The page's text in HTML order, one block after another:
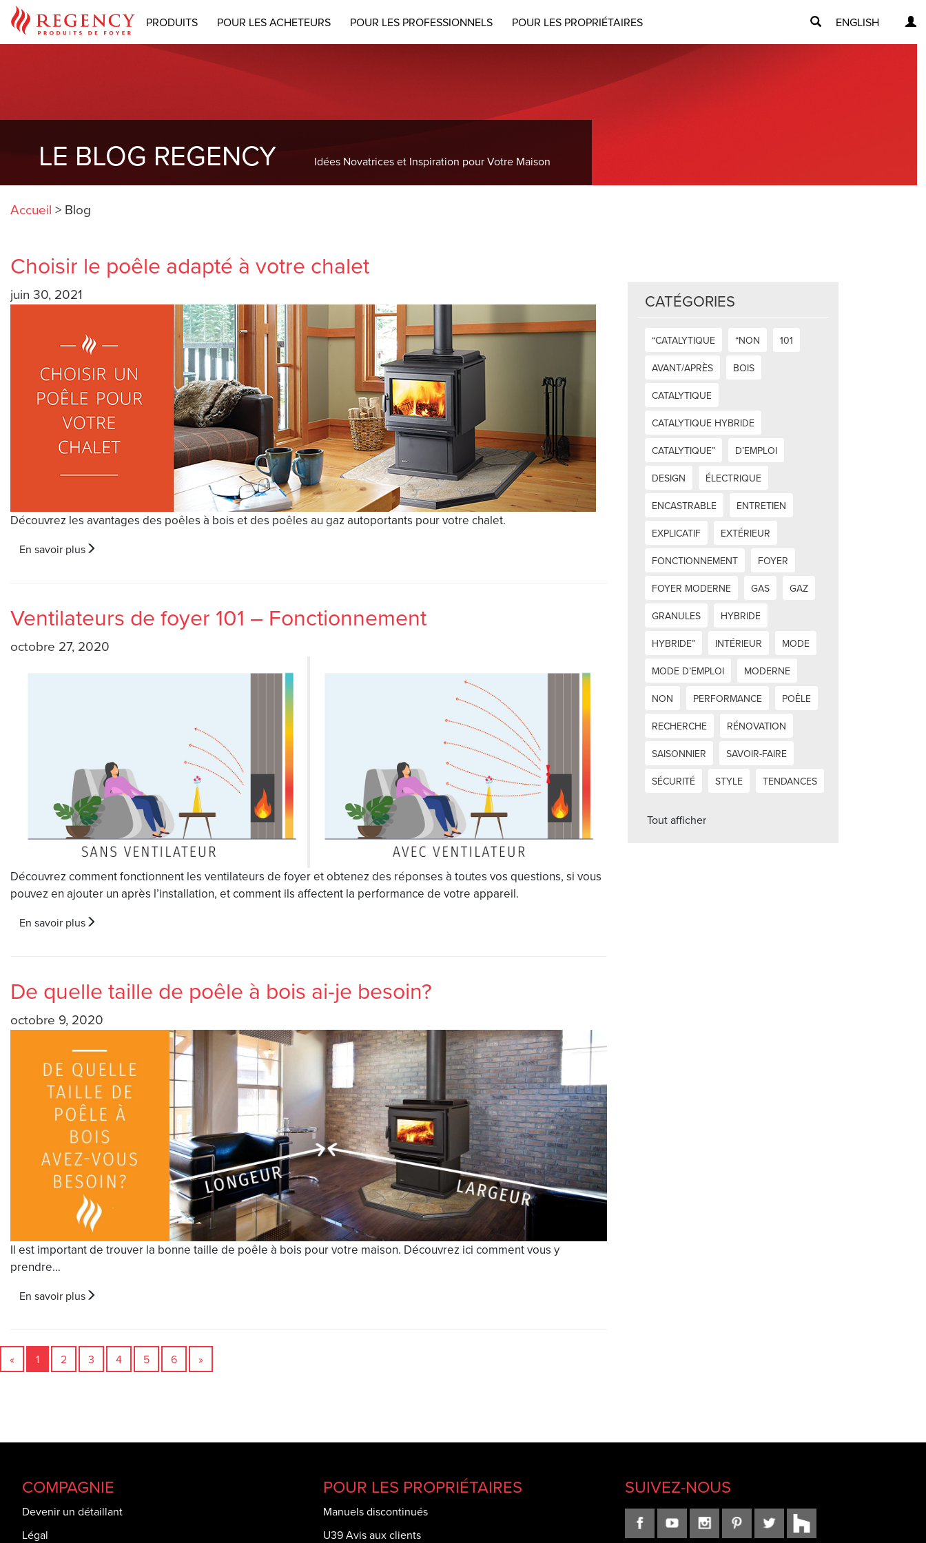
PRODUITS POUR LES ACHETEURS POUR LES PROFESSIONNELS POUR LES PROPRIÉTAIRES ENGLISH
LE BLOG REGENCY Idées Novatrices et Inspiration pour Votre Maison
Accueil > Blog
Choisir le poêle adapté à votre chalet
juin 30, 2021
Découvrez les avantages des poêles à bois et des poêles au gaz autoportants pour votre chalet.
En savoir plus
Ventilateurs de foyer 101 – Fonctionnement
octobre 27, 2020
Découvrez comment fonctionnent les ventilateurs de foyer et obtenez des réponses à toutes vos questions, si vous
pouvez en ajouter un après l’installation, et comment ils affectent la performance de votre appareil.
En savoir plus
De quelle taille de poêle à bois ai-je besoin?
octobre 9, 2020
Il est important de trouver la bonne taille de poêle à bois pour votre maison. Découvrez ici comment vous y
prendre…
En savoir plus
« 1 2 3 4 5 6 »
CATÉGORIES
“CATALYTIQUE “NON
101
AVANT/APRÈS
BOIS
CATALYTIQUE
CATALYTIQUE HYBRIDE
CATALYTIQUE”
D’EMPLOI
DESIGN
ÉLECTRIQUE
ENCASTRABLE
ENTRETIEN
EXPLICATIF
EXTÉRIEUR
FONCTIONNEMENT
FOYER
FOYER MODERNE
GAS
GAZ
GRANULES
HYBRIDE
HYBRIDE”
INTÉRIEUR
MODE
MODE D’EMPLOI
MODERNE
NON
PERFORMANCE
POÊLE
RECHERCHE
RÉNOVATION
SAISONNIER
SAVOIR-FAIRE
SÉCURITÉ
STYLE TENDANCES
Tout afficher
COMPAGNIE
Devenir un détaillant
Légal
POUR LES PROPRIÉTAIRES
Manuels discontinués
U39 Avis aux clients
SUIVEZ-NOUS